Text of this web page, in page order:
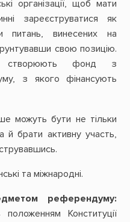
організації, щоб мати
зареєструватися як
питань, винесених на
свою позицію.
створюють фонд з
з якого фінансують
можуть бути не тільки
й брати активну участь,
та міжнародні.
референдуму:
Конституції